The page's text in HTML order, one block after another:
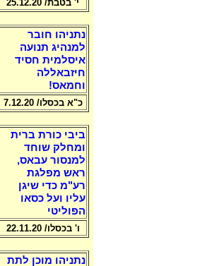
י' בטבת/ 25.12.20
נתניהו חובר
למנהיג תנועה
איסלמית חסיד
חיזבאללה
וחמאס!
כ"א בכסלו/ 7.12.20
ביבי כורת ברית
ומחלק שוחד
למנסור עבאס,
ראש מפלגת
רע"מ כדי שיגן
עליו ועל כסאו
הפוליטי
ו' בכסלו/ 22.11.20
נתניהו מוכן לתת